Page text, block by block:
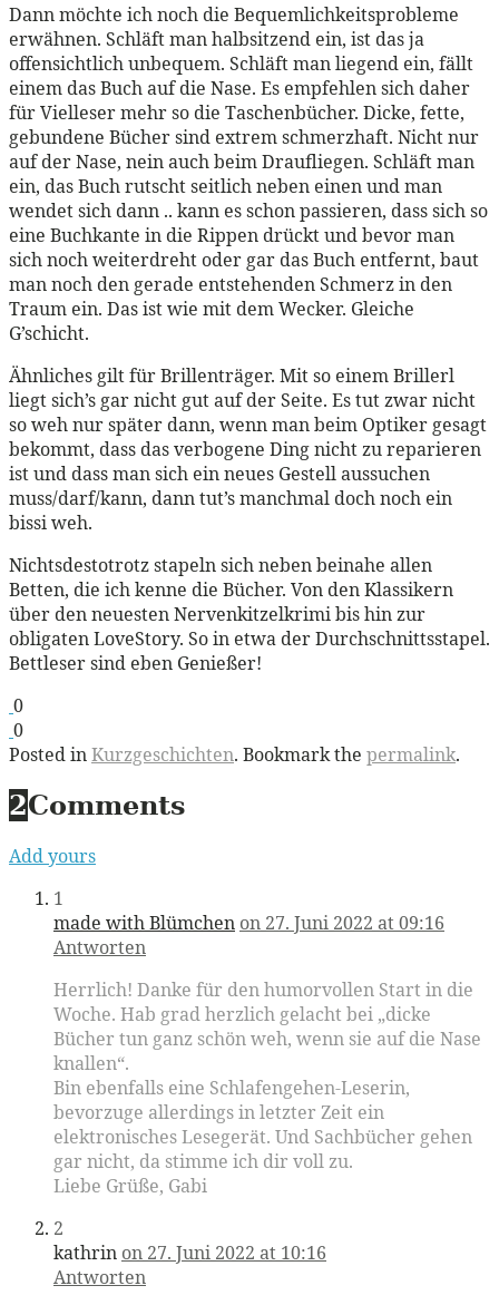
Dann möchte ich noch die Bequemlichkeitsprobleme
erwähnen. Schläft man halbsitzend ein, ist das ja
offensichtlich unbequem. Schläft man liegend ein, fällt
einem das Buch auf die Nase. Es empfehlen sich daher
für Vielleser mehr so die Taschenbücher. Dicke, fette,
gebundene Bücher sind extrem schmerzhaft. Nicht nur
auf der Nase, nein auch beim Draufliegen. Schläft man
ein, das Buch rutscht seitlich neben einen und man
wendet sich dann .. kann es schon passieren, dass sich so
eine Buchkante in die Rippen drückt und bevor man
sich noch weiterdreht oder gar das Buch entfernt, baut
man noch den gerade entstehenden Schmerz in den
Traum ein. Das ist wie mit dem Wecker. Gleiche
G’schicht.
Ähnliches gilt für Brillenträger. Mit so einem Brillerl
liegt sich’s gar nicht gut auf der Seite. Es tut zwar nicht
so weh nur später dann, wenn man beim Optiker gesagt
bekommt, dass das verbogene Ding nicht zu reparieren
ist und dass man sich ein neues Gestell aussuchen
muss/darf/kann, dann tut’s manchmal doch noch ein
bissi weh.
Nichtsdestotrotz stapeln sich neben beinahe allen
Betten, die ich kenne die Bücher. Von den Klassikern
über den neuesten Nervenkitzelkrimi bis hin zur
obligaten LoveStory. So in etwa der Durchschnittsstapel.
Bettleser sind eben Genießer!
0
0
Posted inKurzgeschichten. Bookmark the permalink.
2Comments
Add yours
1
made with Blümchen on 27. Juni 2022 at 09:16
Antworten
Herrlich! Danke für den humorvollen Start in die
Woche. Hab grad herzlich gelacht bei „dicke
Bücher tun ganz schön weh, wenn sie auf die Nase
knallen“.
Bin ebenfalls eine Schlafengehen-Leserin,
bevorzuge allerdings in letzter Zeit ein
elektronisches Lesegerät. Und Sachbücher gehen
gar nicht, da stimme ich dir voll zu.
Liebe Grüße, Gabi
2
kathrin on 27. Juni 2022 at 10:16
Antworten